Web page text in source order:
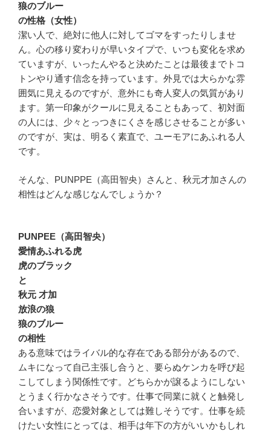
狼のブルー
の性格（女性）
潔い人で、絶対に他人に対してゴマをすったりしませ
ん。心の移り変わりが早いタイプで、いつも変化を求め
ていますが、いったんやると決めたことは最後までトコ
トンやり通す信念を持っています。外見では大らかな雰
囲気に見えるのですが、意外にも奇人変人の気質があり
ます。第一印象がクールに見えることもあって、初対面
の人には、少々とっつきにくさを感じさせることが多い
のですが、実は、明るく素直で、ユーモアにあふれる人
です。
そんな、PUNPPE（高田智央）さんと、秋元才加さんの
相性はどんな感じなんでしょうか？
PUNPEE（高田智央）
愛情あふれる虎
虎のブラック
と
秋元 才加
放浪の狼
狼のブルー
の相性
ある意味ではライバル的な存在である部分があるので、
ムキになって自己主張し合うと、要らぬケンカを呼び起
こしてしまう関係性です。どちらかが譲るようにしない
とうまく行かなさそうです。仕事で同業に就くと触発し
合いますが、恋愛対象としては難しそうです。仕事を続
けたい女性にとっては、相手は年下の方がいいかもしれ